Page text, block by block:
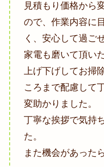
見積もり価格から
ので、作業内容に
く、安心して過ご
家電も磨いて頂い
上げ下げしてお掃
ころまで配慮して
変助かりました。
丁寧な挨拶で気持
た。
また機会があった